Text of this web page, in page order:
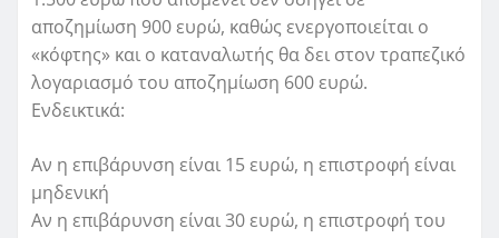
αποζημίωση 900 ευρώ, καθώς ενεργοποιείται ο
«κόφτης» και ο καταναλωτής θα δει στον τραπεζικό
λογαριασμό του αποζημίωση 600 ευρώ.
Ενδεικτικά:
Αν η επιβάρυνση είναι 15 ευρώ, η επιστροφή είναι
μηδενική
Αν η επιβάρυνση είναι 30 ευρώ, η επιστροφή του